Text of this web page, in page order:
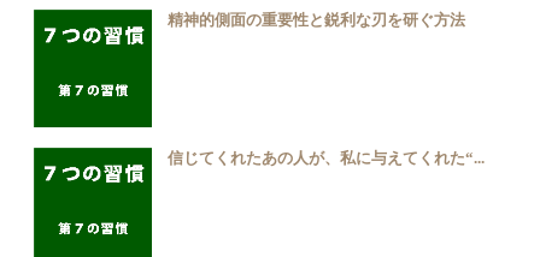
精神的側面の重要性と鋭利な刃を研ぐ方法
信じてくれたあの人が、私に与えてくれた“...